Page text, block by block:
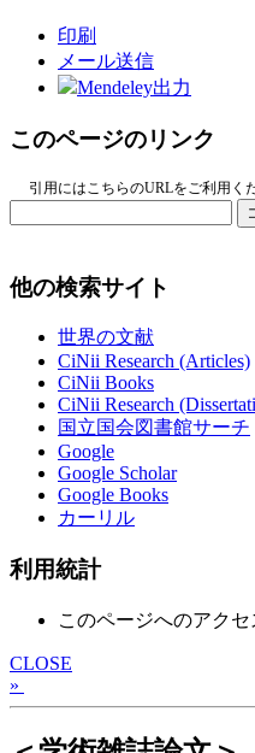
印刷
メール送信
Mendeley出力
このページのリンク
引用にはこちらのURLをご利用く
他の検索サイト
世界の文献
CiNii Research (Articles)
CiNii Books
CiNii Research
国立国会図書館サーチ
Google
Google Scholar
Google Books
カーリル
利用統計
このページへのアクセ
CLOSE
»